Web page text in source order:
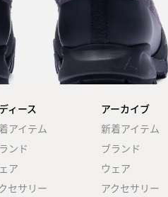
ィース
アイテム
ンド
ア
セサリー
アーカイブ
新着アイテム
ブランド
ウェア
アクセサリー